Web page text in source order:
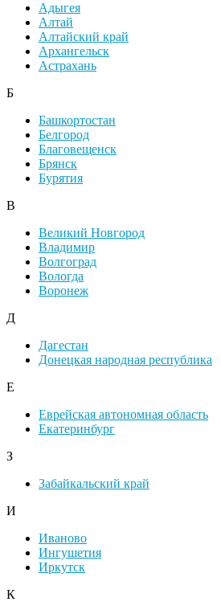
Адыгея
Алтай
Алтайский край
Архангельск
Астрахань
Б
Башкортостан
Белгород
Благовещенск
Брянск
Бурятия
В
Великий Новгород
Владимир
Волгоград
Вологда
Воронеж
Д
Дагестан
Донецкая народная республика
Е
Еврейская автономная область
Екатеринбург
З
Забайкальский край
И
Иваново
Ингушетия
Иркутск
К